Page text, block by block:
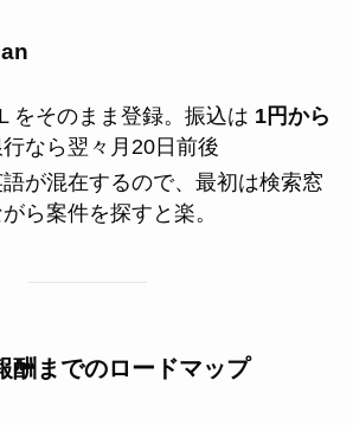
をそのまま登録。振込は 1円から
なら翌々月20日前後
が混在するので、最初は検索窓
ら案件を探すと楽。
酬までのロードマップ